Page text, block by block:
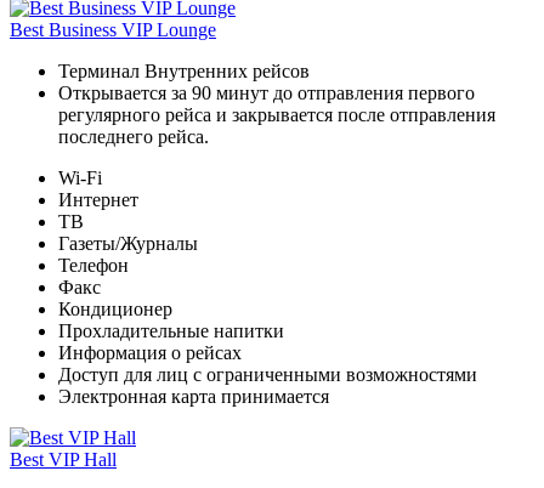
Best Business VIP Lounge
Терминал Внутренних рейсов
Открывается за 90 минут до отправления первого
регулярного рейса и закрывается после отправления
последнего рейса.
Wi-Fi
Интернет
ТВ
Газеты/Журналы
Телефон
Факс
Кондиционер
Прохладительные напитки
Информация о рейсах
Доступ для лиц с ограниченными возможностями
Электронная карта принимается
Best VIP Hall